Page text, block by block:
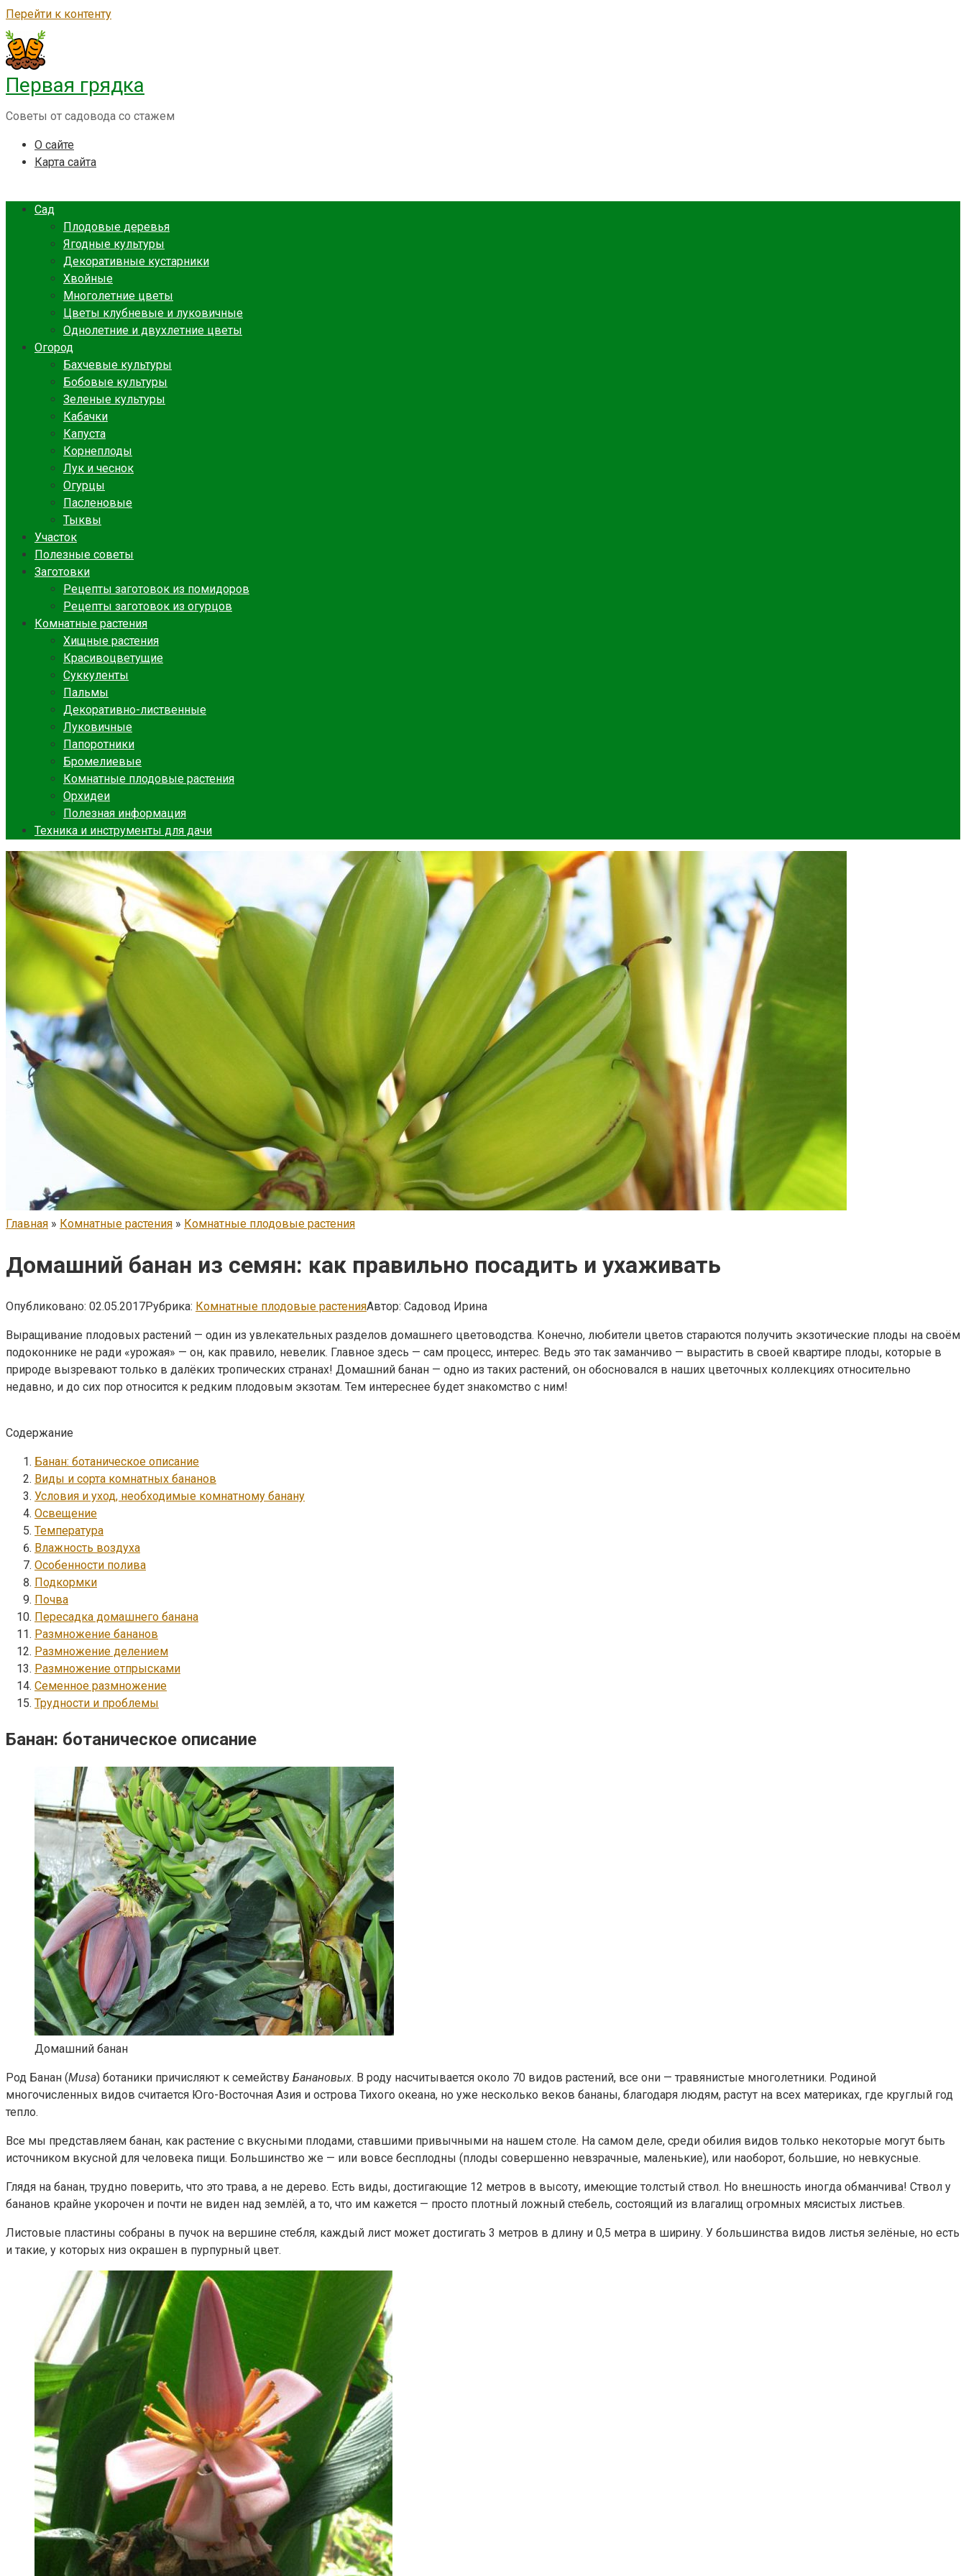
Перейти к контенту
Первая грядка
Советы от садовода со стажем
О сайте
Карта сайта
Сад
Плодовые деревья
Ягодные культуры
Декоративные кустарники
Хвойные
Многолетние цветы
Цветы клубневые и луковичные
Однолетние и двухлетние цветы
Огород
Бахчевые культуры
Бобовые культуры
Зеленые культуры
Кабачки
Капуста
Корнеплоды
Лук и чеснок
Огурцы
Пасленовые
Тыквы
Участок
Полезные советы
Заготовки
Рецепты заготовок из помидоров
Рецепты заготовок из огурцов
Комнатные растения
Хищные растения
Красивоцветущие
Суккуленты
Пальмы
Декоративно-лиственные
Луковичные
Папоротники
Бромелиевые
Комнатные плодовые растения
Орхидеи
Полезная информация
Техника и инструменты для дачи
Главная » Комнатные растения » Комнатные плодовые растения
Домашний банан из семян: как правильно посадить и ухаживать
Опубликовано: 02.05.2017Рубрика: Комнатные плодовые растенияАвтор: Садовод Ирина
Выращивание плодовых растений — один из увлекательных разделов домашнего цветоводства. Конечно, любители цветов стараются получить экзотические плоды на своём
подоконнике не ради «урожая» — он, как правило, невелик. Главное здесь — сам процесс, интерес. Ведь это так заманчиво — вырастить в своей квартире плоды, которые в
природе вызревают только в далёких тропических странах! Домашний банан — одно из таких растений, он обосновался в наших цветочных коллекциях относительно
недавно, и до сих пор относится к редким плодовым экзотам. Тем интереснее будет знакомство с ним!
Содержание
Банан: ботаническое описание
Виды и сорта комнатных бананов
Условия и уход, необходимые комнатному банану
Освещение
Температура
Влажность воздуха
Особенности полива
Подкормки
Почва
Пересадка домашнего банана
Размножение бананов
Размножение делением
Размножение отпрысками
Семенное размножение
Трудности и проблемы
Банан: ботаническое описание
Домашний банан
Род Банан (Musa) ботаники причисляют к семейству Банановых. В роду насчитывается около 70 видов растений, все они — травянистые многолетники. Родиной
многочисленных видов считается Юго-Восточная Азия и острова Тихого океана, но уже несколько веков бананы, благодаря людям, растут на всех материках, где круглый год
тепло.
Все мы представляем банан, как растение с вкусными плодами, ставшими привычными на нашем столе. На самом деле, среди обилия видов только некоторые могут быть
источником вкусной для человека пищи. Большинство же — или вовсе бесплодны (плоды совершенно невзрачные, маленькие), или наоборот, большие, но невкусные.
Глядя на банан, трудно поверить, что это трава, а не дерево. Есть виды, достигающие 12 метров в высоту, имеющие толстый ствол. Но внешность иногда обманчива! Ствол у
бананов крайне укорочен и почти не виден над землёй, а то, что им кажется — просто плотный ложный стебель, состоящий из влагалищ огромных мясистых листьев.
Листовые пластины собраны в пучок на вершине стебля, каждый лист может достигать 3 метров в длину и 0,5 метра в ширину. У большинства видов листья зелёные, но есть
и такие, у которых низ окрашен в пурпурный цвет.